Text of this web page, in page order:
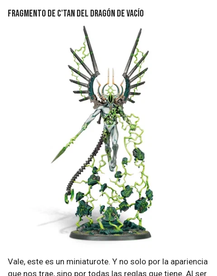
Fragmento de C’Tan del Dragón de Vacío
Vale, este es un miniaturote. Y no solo por la apariencia
que nos trae, sino por todas las reglas que tiene. Al ser